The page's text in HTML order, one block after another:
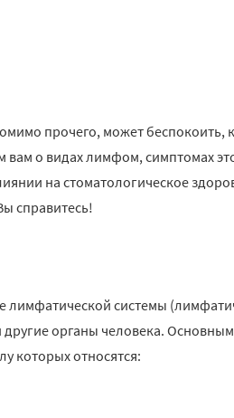
прочего, может беспокоить,
вам о видах лимфом, симптомах
на стоматологическое
справитесь!
лимфатической системы
другие органы человека.
которых относятся: